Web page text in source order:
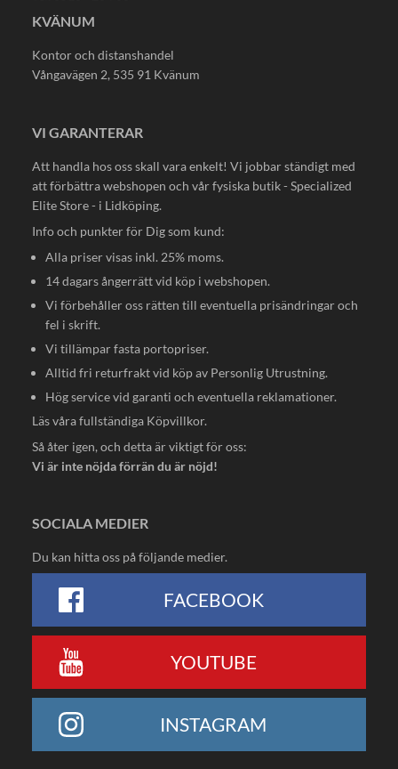
KVÄNUM
Kontor och distanshandel
Vångavägen 2, 535 91 Kvänum
VI GARANTERAR
Att handla hos oss skall vara enkelt! Vi jobbar ständigt med
att förbättra webshopen och vår fysiska butik - Specialized
Elite Store - i Lidköping.
Info och punkter för Dig som kund:
Alla priser visas inkl. 25% moms.
14 dagars ångerrätt vid köp i webshopen.
Vi förbehåller oss rätten till eventuella prisändringar och
fel i skrift.
Vi tillämpar fasta portopriser.
Alltid fri returfrakt vid köp av Personlig Utrustning.
Hög service vid garanti och eventuella reklamationer.
Läs våra fullständiga Köpvillkor.
Så åter igen, och detta är viktigt för oss:
Vi är inte nöjda förrän du är nöjd!
SOCIALA MEDIER
Du kan hitta oss på följande medier.
FACEBOOK
YOUTUBE
INSTAGRAM